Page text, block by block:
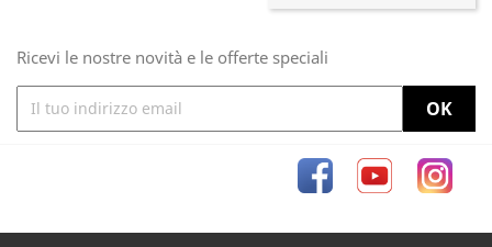
Ricevi le nostre novità e le offerte speciali
FacebookYouTube